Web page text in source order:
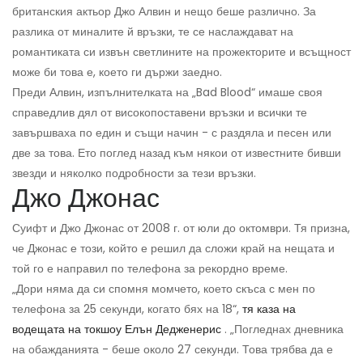
британския актьор Джо Алвин и нещо беше различно. За
разлика от миналите й връзки, те се наслаждават на
романтиката си извън светлините на прожекторите и всъщност
може би това е, което ги държи заедно.
Преди Алвин, изпълнителката на „Bad Blood“ имаше своя
справедлив дял от високопоставени връзки и всички те
завършваха по един и същи начин - с раздяла и песен или
две за това. Ето поглед назад към някои от известните бивши
звезди и няколко подробности за тези връзки.
Джо Джонас
Суифт и Джо Джонас от 2008 г. от юли до октомври. Тя призна,
че Джонас е този, който е решил да сложи край на нещата и
той го е направил по телефона за рекордно време.
„Дори няма да си спомня момчето, което скъса с мен по
телефона за 25 секунди, когато бях на 18“, тя каза на
водещата на токшоу Елън Дедженерис . „Погледнах дневника
на обажданията - беше около 27 секунди. Това трябва да е